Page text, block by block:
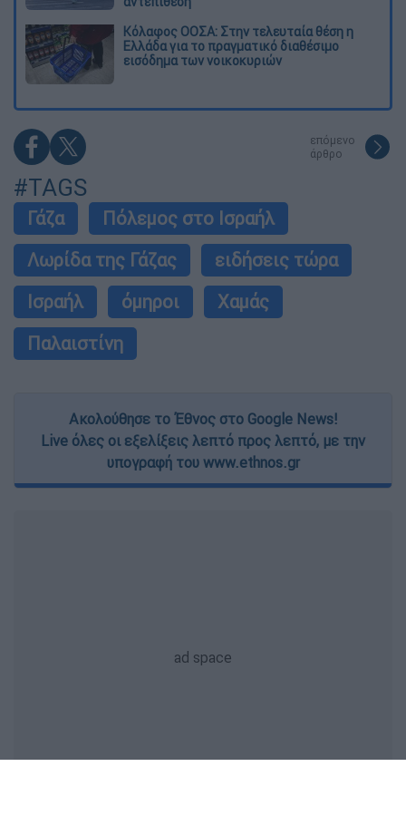
Κόλαφος ΟΟΣΑ: Στην τελευταία θέση η
Ελλάδα για το πραγματικό διαθέσιμο
εισόδημα των νοικοκυριών
επόμενο
άρθρο
#TAGS
Γάζα
Πόλεμος στο Ισραήλ
Λωρίδα της Γάζας
ειδήσεις τώρα
Ισραήλ
όμηροι
Χαμάς
Παλαιστίνη
Ακολούθησε το Έθνος στο Google News!
Live όλες οι εξελίξεις λεπτό προς λεπτό, με την
υπογραφή του www.ethnos.gr